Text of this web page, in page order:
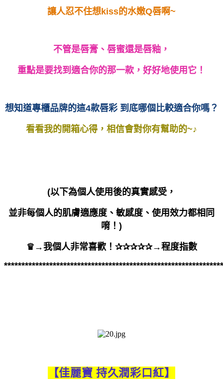
讓人忍不住想kiss的水嫩Q唇啊~
不管是唇膏、唇蜜還是唇釉，
重點是要找到適合你的那一款，好好地使用它！
想知道專櫃品牌的這4款唇彩 到底哪個比較適合你嗎？
看看我的開箱心得，相信會對你有幫助的~♪
(以下為個人使用後的真實感受，
並非每個人的肌膚適應度、敏感度、使用效力都相同
唷！ )
♛ →我個人非常喜歡！ ✰✰✰✰✰→程度指數
【佳麗寶 持久潤彩口紅】